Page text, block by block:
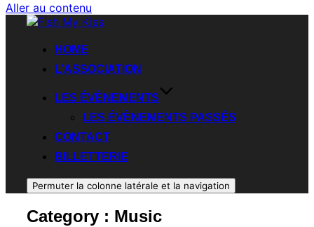
Aller au contenu
HOME
L’ASSOCIATION
LES ÉVÈNEMENTS
LES ÉVÈNEMENTS PASSÉS
CONTACT
BILLETTERIE
Permuter la colonne latérale et la navigation
Category : Music